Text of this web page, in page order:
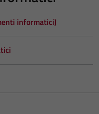
informatici)